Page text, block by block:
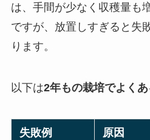
は、手間が少なく収穫量も
ですが、放置しすぎると失
ります。
以下は2年もの栽培でよくあ
失敗例 原因